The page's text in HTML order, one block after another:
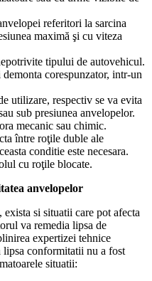
referitori la sarcina
maximă şi cu viteza
tipului de autovehicul.
corespunzator, intr-un
utilizare, respectiv se va evita
sub presiunea anvelopelor.
mecanic sau chimic.
între roţile duble ale
conditie este necesara.
cu roţile blocate.
anvelopelor
si situatii care pot afecta
va remedia lipsa de
expertizei tehnice
lipsa conformitatii nu a fost
situatii: